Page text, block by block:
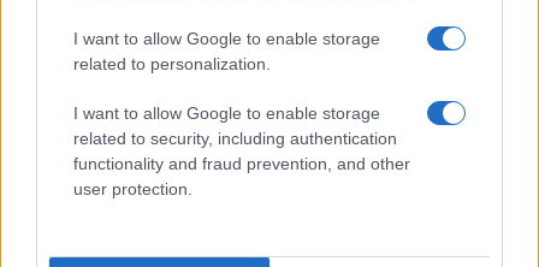
I want to allow Google to enable storage
related to personalization.
I want to allow Google to enable storage
related to security, including authentication
functionality and fraud prevention, and other
user protection.
Sportmagazine: notizie, approfondimenti e classifiche su
calcio, basket, tennis, ciclismo, motori, Formula 1,
MotoGP e Olimpiadi. Le ultime news dalle competizioni
nazionali e internazionali, gli highlight delle partite, le